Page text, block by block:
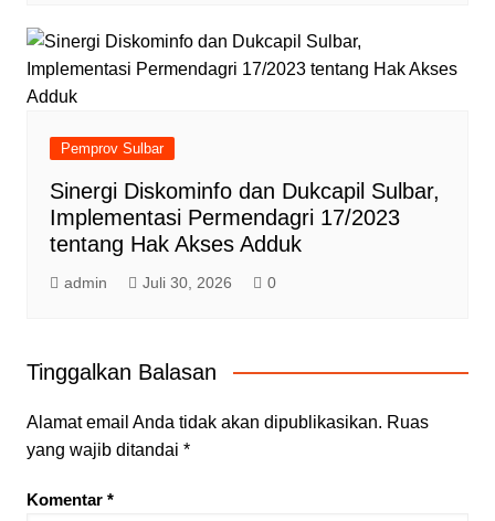
Pemprov Sulbar
Sinergi Diskominfo dan Dukcapil Sulbar,
Implementasi Permendagri 17/2023
tentang Hak Akses Adduk
admin Juli 30, 2026 0
Tinggalkan Balasan
Alamat email Anda tidak akan dipublikasikan. Ruas
yang wajib ditandai *
Komentar *